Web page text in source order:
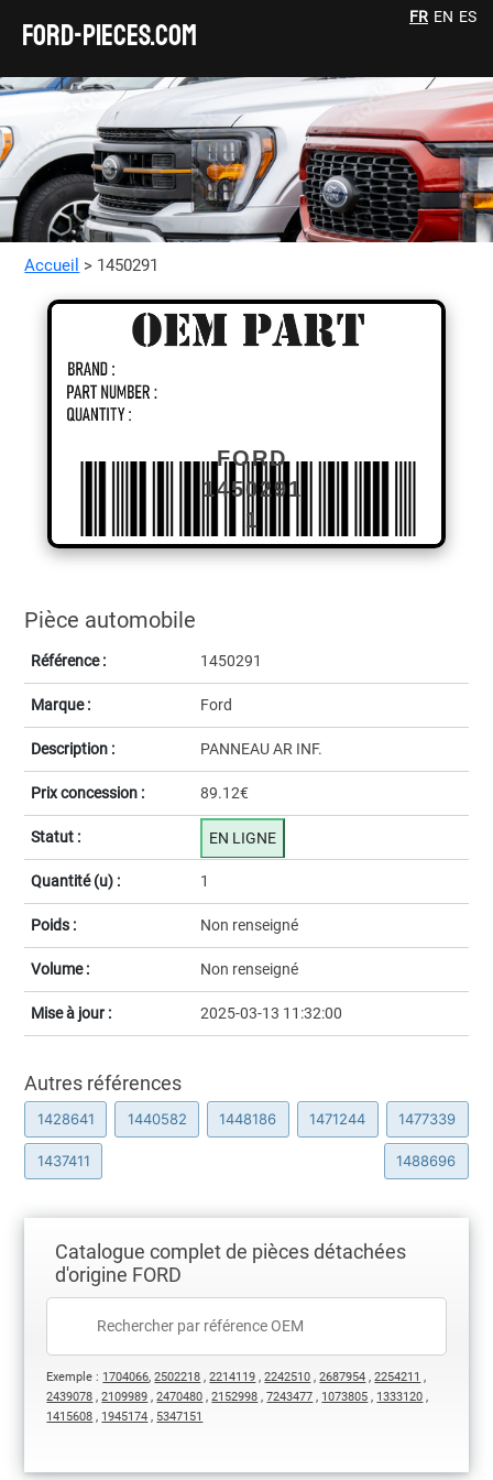
FORD-pieces.com
FR EN ES
Accueil > 1450291
Pièce automobile
Référence : 1450291
Marque : Ford
Description : PANNEAU AR INF.
Prix concession : 89.12€
Statut : EN LIGNE
Quantité (u) : 1
Poids : Non renseigné
Volume : Non renseigné
Mise à jour : 2025-03-13 11:32:00
FORD
1450291
1
Autres références
1428641 1440582 1448186 1471244 1477339
1437411 1488696
Catalogue complet de pièces détachées
d'origine FORD
Exemple : 1704066,2502218 ,2214119 ,2242510 ,2687954 ,2254211 ,
2439078 ,2109989 ,2470480 ,2152998 ,7243477 , 1073805 , 1333120 ,
1415608 , 1945174 , 5347151